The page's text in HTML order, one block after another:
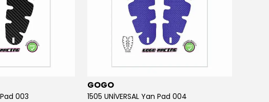
Pad 003
GOGO
1505 UNİVERSAL Yan Pad 004